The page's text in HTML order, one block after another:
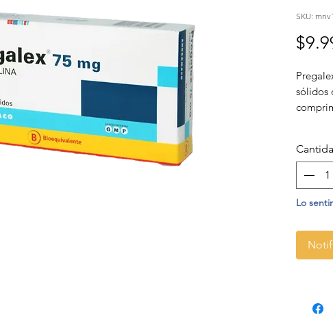
SKU:
sólidos
Lo